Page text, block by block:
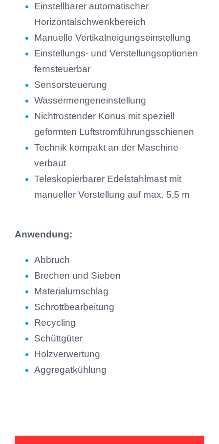
Einstellbarer automatischer
Horizontalschwenkbereich
Manuelle Vertikalneigungseinstellung
Einstellungs- und Verstellungsoptionen
fernsteuerbar
Sensorsteuerung
Wassermengeneinstellung
Nichtrostender Konus mit speziell
geformten Luftstromführungsschienen
Technik kompakt an der Maschine
verbaut
Teleskopierbarer Edelstahlmast mit
manueller Verstellung auf max. 5,5 m
Anwendung:
Abbruch
Brechen und Sieben
Materialumschlag
Schrottbearbeitung
Recycling
Schüttgüter
Holzverwertung
Aggregatkühlung